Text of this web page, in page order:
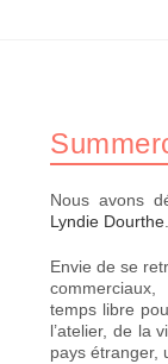
Nous avons
Lyndie Dourthe
Envie de se
temps libre
l’atelier, de la
pays étranger,